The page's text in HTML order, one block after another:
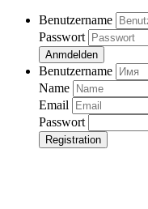
Benutzername
Passwort
Anmdelden
Benutzername
Name
Email
Passwort
Registration